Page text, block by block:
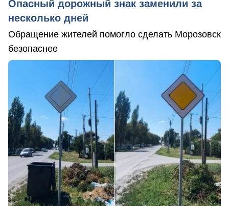
Опасный дорожный знак заменили за
несколько дней
Обращение жителей помогло сделать Морозовск
безопаснее